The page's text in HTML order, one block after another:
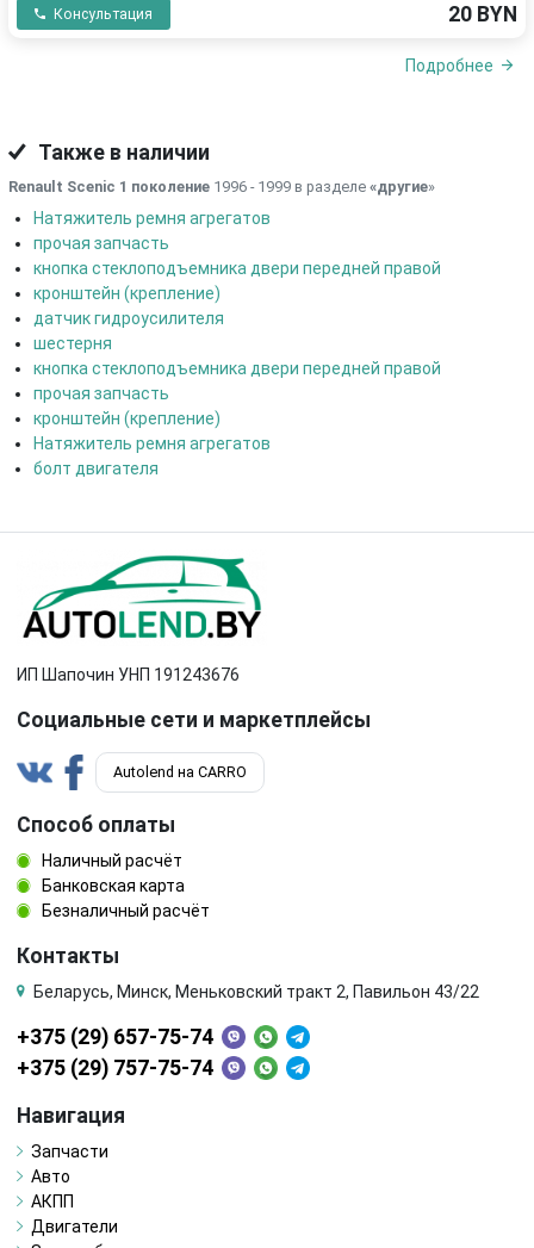
Консультация 20 BYN
Подробнее
Также в наличии
Renault Scenic 1 поколение 1996 - 1999 в разделе «другие»
Натяжитель ремня агрегатов
прочая запчасть
кнопка стеклоподъемника двери передней правой
кронштейн (крепление)
датчик гидроусилителя
шестерня
кнопка стеклоподъемника двери передней правой
прочая запчасть
кронштейн (крепление)
Натяжитель ремня агрегатов
болт двигателя
ИП Шапочин УНП 191243676
Социальные сети и маркетплейсы
Autolend на CARRO
Способ оплаты
Наличный расчёт
Банковская карта
Безналичный расчёт
Контакты
Беларусь, Минск, Меньковский тракт 2, Павильон 43/22
+375 (29) 657-75-74
+375 (29) 757-75-74
Навигация
Запчасти
Авто
АКПП
Двигатели